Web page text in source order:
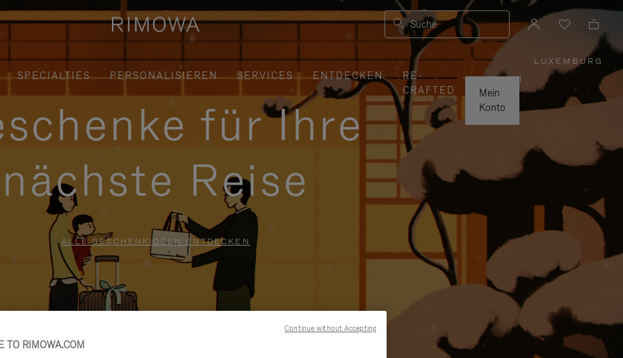
Suche
SPECIALTIES PERSONALISIEREN SERVICES ENTDECKEN
RE-
CRAFTED
Mein
Konto
LUXEMBURG
,
WÄHLEN
IHRE
REGION
AUS
|
für Ihre
nächste Reise
ALLE GESCHENKIDEEN ENTDECKEN
TO RIMOWA.COM
Continue without Accepting